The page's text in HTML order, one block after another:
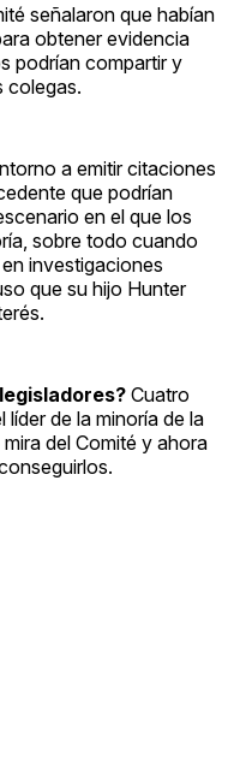
señalaron que habían
obtener evidencia
podrían compartir y
colegas.
a emitir citaciones
que podrían
en el que los
sobre todo cuando
investigaciones
que su hijo Hunter
Cuatro
de la minoría de la
del Comité y ahora